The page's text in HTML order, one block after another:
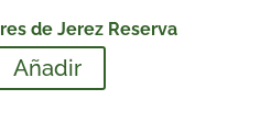
de Jerez Reserva
Añadir